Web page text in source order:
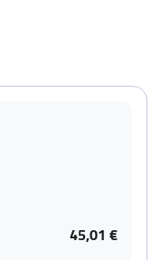
45,01 €